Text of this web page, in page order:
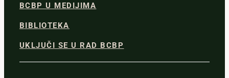
BCBP U MEDIJIMA
BIBLIOTEKA
UKLJUČI SE U RAD BCBP